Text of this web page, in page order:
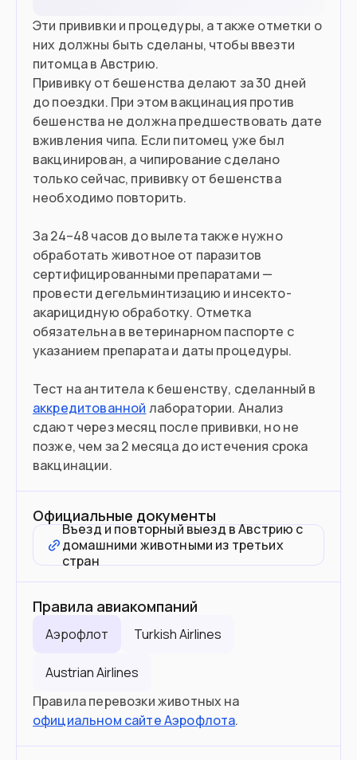
Эти прививки и процедуры, а также отметки о
них должны быть сделаны, чтобы ввезти
питомца в Австрию.
Прививку от бешенства делают за 30 дней
до поездки. При этом вакцинация против
бешенства не должна предшествовать дате
вживления чипа. Если питомец уже был
вакцинирован, а чипирование сделано
только сейчас, прививку от бешенства
необходимо повторить.
За 24–48 часов до вылета также нужно
обработать животное от паразитов
сертифицированными препаратами —
провести дегельминтизацию и инсекто-
акарицидную обработку. Отметка
обязательна в ветеринарном паспорте с
указанием препарата и даты процедуры.
Тест на антитела к бешенству, сделанный в
аккредитованной лаборатории. Анализ
сдают через месяц после прививки, но не
позже, чем за 2 месяца до истечения срока
вакцинации.
Официальные документы
Въезд и повторный выезд в Австрию с
домашними животными из третьих
стран
Правила авиакомпаний
Аэрофлот Turkish Airlines
Austrian Airlines
Правила перевозки животных на
официальном сайте Аэрофлота.